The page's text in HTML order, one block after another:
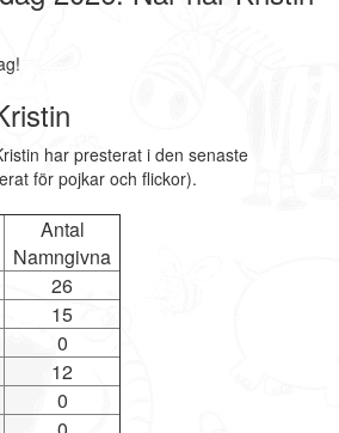
har presterat i den senaste
för pojkar och flickor).
Antal
Namngivna
26
15
0
12
0